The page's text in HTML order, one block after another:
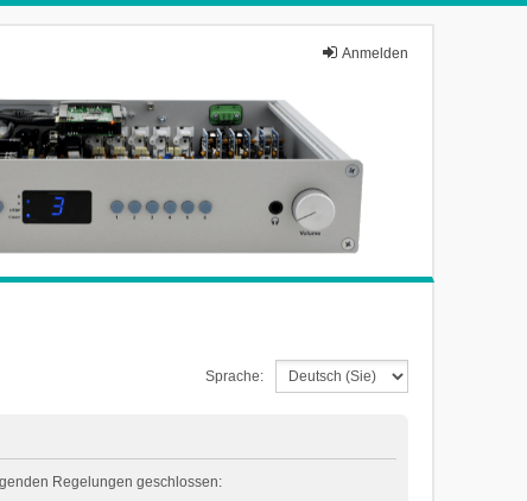
Anmelden
Sprache:
Regelungen geschlossen: